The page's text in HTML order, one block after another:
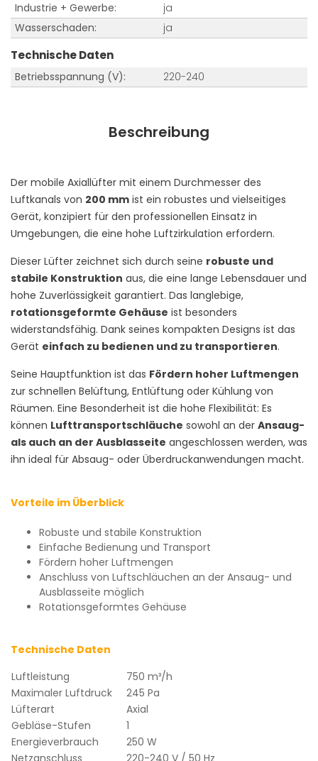
Industrie + Gewerbe:
ja
Wasserschaden:
ja
Technische Daten
Betriebsspannung (V): 220-240
Beschreibung
Der mobile Axiallüfter mit einem Durchmesser des
Luftkanals von 200 mm ist ein robustes und vielseitiges
Gerät, konzipiert für den professionellen Einsatz in
Umgebungen, die eine hohe Luftzirkulation erfordern.
Dieser Lüfter zeichnet sich durch seine robuste und
stabile Konstruktion aus, die eine lange Lebensdauer und
hohe Zuverlässigkeit garantiert. Das langlebige,
rotationsgeformte Gehäuse ist besonders
widerstandsfähig. Dank seines kompakten Designs ist das
Gerät einfach zu bedienen und zu transportieren.
Seine Hauptfunktion ist das Fördern hoher Luftmengen
zur schnellen Belüftung, Entlüftung oder Kühlung von
Räumen. Eine Besonderheit ist die hohe Flexibilität: Es
können Lufttransportschläuche sowohl an der Ansaug-
als auch an der Ausblasseite angeschlossen werden, was
ihn ideal für Absaug- oder Überdruckanwendungen macht.
Vorteile im Überblick
Robuste und stabile Konstruktion
Einfache Bedienung und Transport
Fördern hoher Luftmengen
Anschluss von Luftschläuchen an der Ansaug- und
Ausblasseite möglich
Rotationsgeformtes Gehäuse
Technische Daten
Luftleistung
750 m³/h
Maximaler Luftdruck
245 Pa
Lüfterart
Axial
Gebläse-Stufen
1
Energieverbrauch
250 W